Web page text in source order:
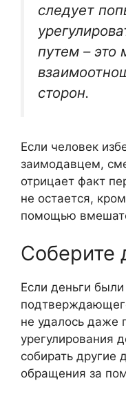
следует
путем – это
сторон.
Если человек
заимодавцем,
отрицает факт
не остается,
помощью
Соберите
Если деньги
не удалось даже
урегулирования
собирать другие
обращения за